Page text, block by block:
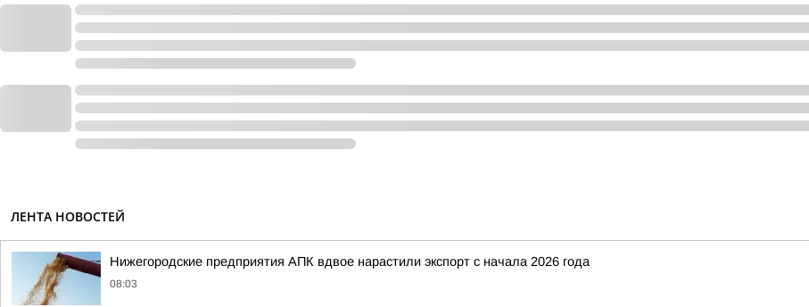
ЛЕНТА НОВОСТЕЙ
Нижегородские предприятия АПК вдвое нарастили экспорт с начала 2026 года
08:03